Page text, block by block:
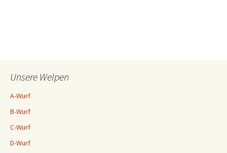
Unsere Welpen
A-Wurf
B-Wurf
C-Wurf
D-Wurf